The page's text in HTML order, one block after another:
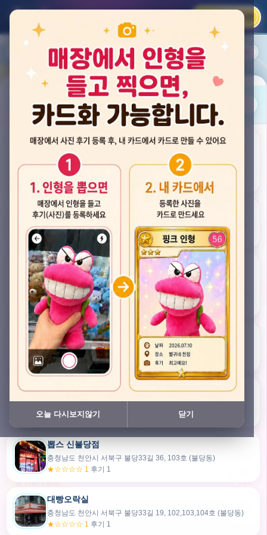
카카오 로그인
평점순 내 주변 즐겨찾기
뽑스 천안 불당점
★★★★☆ 4.2 후기 33
게임플렉스 불당동점
★★★☆☆ 2.5 후기 4
뽑기랜드
★★★★★ 4.7후기 49
픽스팟 불당점
충청남도 천안시 서북구 불당33길 47, 106호 (불당동)
★☆☆☆☆ 1 후기 1
쿠보 신불당점
충청남도 천안시 서북구 불당33길 35, 105호 (불당동)
★★★☆☆ 2.5후기 2
뽑스 신불당점
충청남도 천안시 서북구 불당33길 36, 103호 (불당동)
★☆☆☆☆ 1 후기 1
대빵오락실
충청남도 천안시 서북구 불당33길 19, 102,103,104호 (불당동)
★☆☆☆☆ 1 후기 1
30m
내위치
💬 카톡대화방
오늘 다시보지않기 닫기